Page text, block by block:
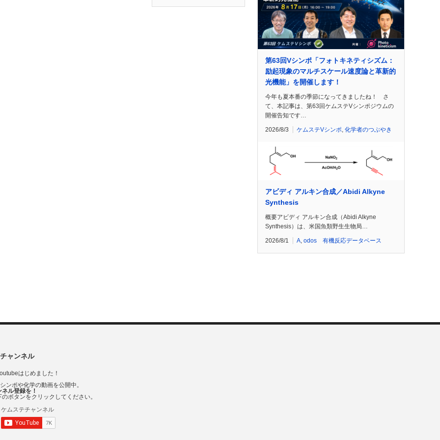
第63回Vシンポ「フォトキネティシズム：
励起現象のマルチスケール速度論と革新的
光機能」を開催します！
今年も夏本番の季節になってきましたね！ さ
て、本記事は、第63回ケムステVシンポジウムの
開催告知です…
2026/8/3 ケムステVシンポ, 化学者のつぶやき
アビディ アルキン合成／Abidi Alkyne
Synthesis
概要アビディ アルキン合成（Abidi Alkyne
Synthesis）は、米国魚類野生生物局…
2026/8/1 A, odos 有機反応データベース
ャンネル
はじめました！
ンポや化学の動画を公開中。
ル登録を！
ボタンをクリックしてください。